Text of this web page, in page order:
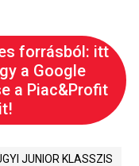
forrásból: itt
a Google
a Piac&Profit
JUNIOR KLASSZIS